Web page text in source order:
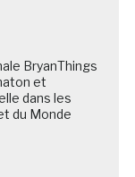
BryanThings
et
dans les
du Monde